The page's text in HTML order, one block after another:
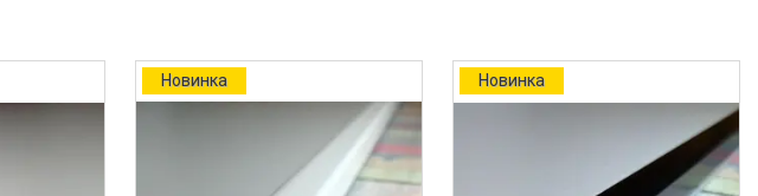
Новинка Новинка